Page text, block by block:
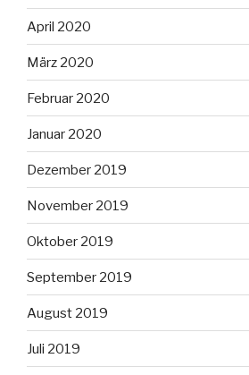
April 2020
März 2020
Februar 2020
Januar 2020
Dezember 2019
November 2019
Oktober 2019
September 2019
August 2019
Juli 2019